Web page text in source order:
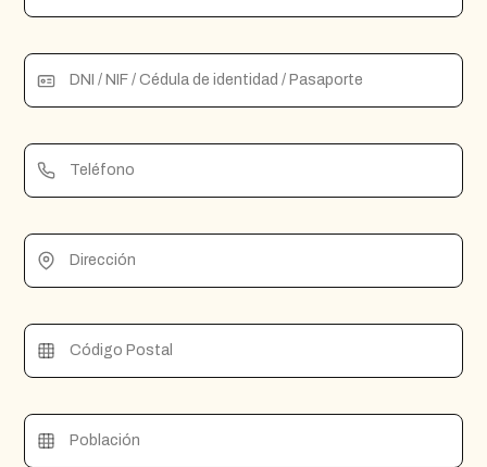
DNI / NIF / Cédula de identidad / Pasaporte
Teléfono
Dirección
Código Postal
Población